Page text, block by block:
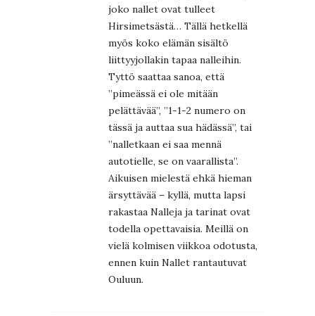
joko nallet ovat tulleet
Hirsimetsästä… Tällä hetkellä
myös koko elämän sisältö
liittyyjollakin tapaa nalleihin.
Tyttö saattaa sanoa, että
”pimeässä ei ole mitään
pelättävää”, ”1-1-2 numero on
tässä ja auttaa sua hädässä”, tai
”nalletkaan ei saa mennä
autotielle, se on vaarallista”.
Aikuisen mielestä ehkä hieman
ärsyttävää – kyllä, mutta lapsi
rakastaa Nalleja ja tarinat ovat
todella opettavaisia. Meillä on
vielä kolmisen viikkoa odotusta,
ennen kuin Nallet rantautuvat
Ouluun.